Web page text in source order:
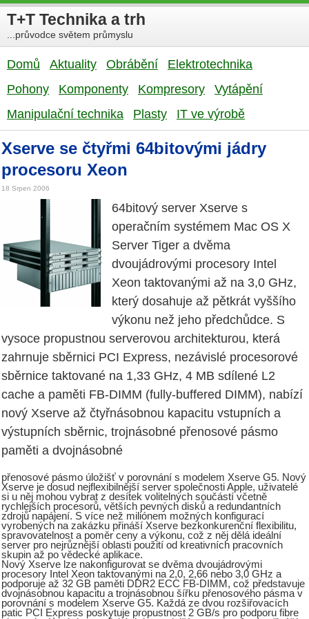
T+T Technika a trh
...průvodce světem průmyslu
Domů Aktuality Obrábění
Elektrotechnika
Pohony
Komponenty Kompresory
Vytápění
Manipulační technika
Plasty IT ve výrobě
Xserve se čtyřmi 64bitovými jádry
procesoru Xeon
18 Srpen 2006
64bitový server Xserve s
operačním systémem Mac OS X
Server Tiger a dvěma
dvoujádrovými procesory Intel
Xeon taktovanými až na 3,0 GHz,
který dosahuje až pětkrát vyššího
výkonu než jeho předchůdce. S
vysoce propustnou serverovou architekturou, která
zahrnuje sběrnici PCI Express, nezávislé procesorové
sběrnice taktované na 1,33 GHz, 4 MB sdílené L2
cache a paměti FB-DIMM (fully-buffered DIMM), nabízí
nový Xserve až čtyřnásobnou kapacitu vstupních a
výstupních sběrnic, trojnásobné přenosové pásmo
paměti a dvojnásobné
přenosové pásmo úložišť v porovnání s modelem Xserve G5. Nový
Xserve je dosud nejflexibilnější server společnosti Apple, uživatelé
si u něj mohou vybrat z desítek volitelných součástí včetně
rychlejších procesorů, větších pevných disků a redundantních
zdrojů napájení. S více než miliónem možných konfigurací
vyrobených na zakázku přináší Xserve bezkonkurenční flexibilitu,
spravovatelnost a poměr ceny a výkonu, což z něj dělá ideální
server pro nejrůznější oblasti použití od kreativních pracovních
skupin až po vědecké aplikace.
Nový Xserve lze nakonfigurovat se dvěma dvoujádrovými
procesory Intel Xeon taktovanými na 2,0, 2,66 nebo 3,0 GHz a
podporuje až 32 GB paměti DDR2 ECC FB-DIMM, což představuje
dvojnásobnou kapacitu a trojnásobnou šířku přenosového pásma v
porovnání s modelem Xserve G5. Každá ze dvou rozšiřovacích
patic PCI Express poskytuje propustnost 2 GB/s pro podporu fibre